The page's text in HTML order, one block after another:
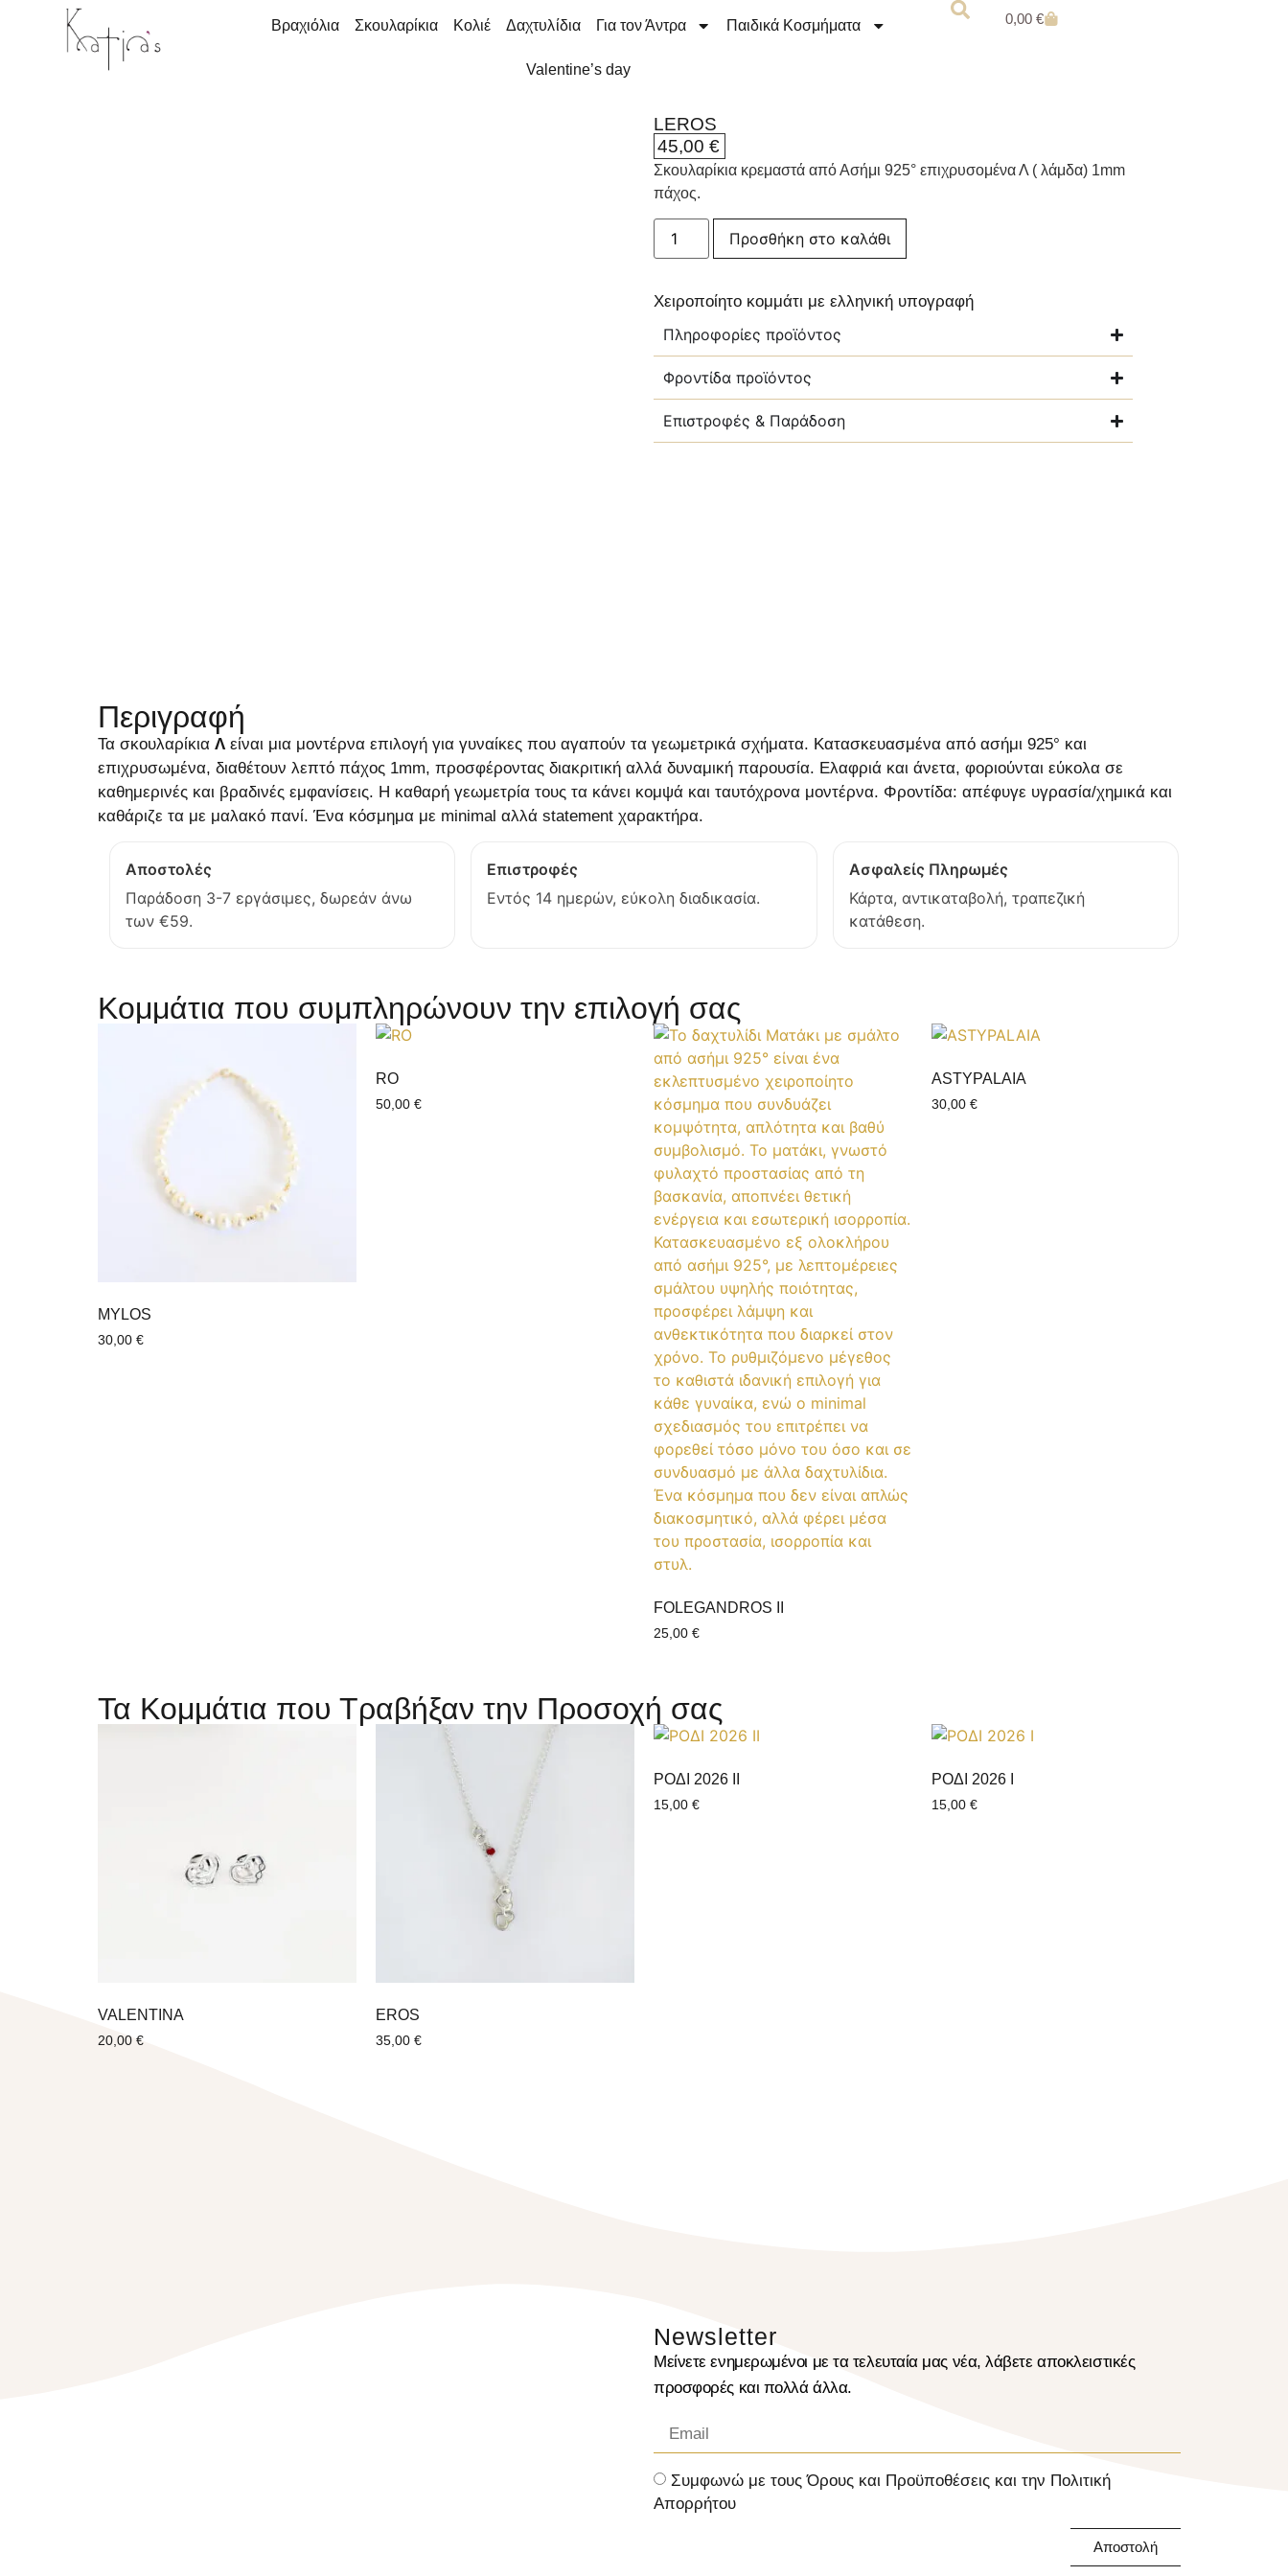
Βραχιόλια Σκουλαρίκια Κολιέ Δαχτυλίδια Για τον Άντρα Παιδικά Κοσμήματα
Valentine’s day
0,00€
LEROS
45,00 €
Σκουλαρίκια κρεμαστά από Ασήμι 925° επιχρυσομένα Λ ( λάμδα) 1mm
πάχος.
Προσθήκη στο καλάθι
Χειροποίητο κομμάτι με ελληνική υπογραφή
Πληροφορίες προϊόντος
Φροντίδα προϊόντος
Επιστροφές & Παράδοση
Περιγραφή
Τα σκουλαρίκια Λ είναι μια μοντέρνα επιλογή για γυναίκες που αγαπούν τα γεωμετρικά σχήματα. Κατασκευασμένα από ασήμι 925° και
επιχρυσωμένα, διαθέτουν λεπτό πάχος 1mm, προσφέροντας διακριτική αλλά δυναμική παρουσία. Ελαφριά και άνετα, φοριούνται εύκολα σε
καθημερινές και βραδινές εμφανίσεις. Η καθαρή γεωμετρία τους τα κάνει κομψά και ταυτόχρονα μοντέρνα. Φροντίδα: απέφυγε υγρασία/χημικά και
καθάριζε τα με μαλακό πανί. Ένα κόσμημα με minimal αλλά statement χαρακτήρα.
Αποστολές
Παράδοση 3-7 εργάσιμες, δωρεάν άνω
των €59.
Επιστροφές
Εντός 14 ημερών, εύκολη διαδικασία.
Ασφαλείς Πληρωμές
Κάρτα, αντικαταβολή, τραπεζική
κατάθεση.
Κομμάτια που συμπληρώνουν την επιλογή σας
MYLOS
30,00 €
RO
50,00 €
FOLEGANDROS II
25,00 €
ASTYPALAIA
30,00 €
Τα Κομμάτια που Τραβήξαν την Προσοχή σας
VALENTINΑ
20,00 €
EROS
35,00 €
ΡΟΔΙ 2026 ΙI
15,00 €
ΡΟΔΙ 2026 Ι
15,00 €
Newsletter
Μείνετε ενημερωμένοι με τα τελευταία μας νέα, λάβετε αποκλειστικές
προσφορές και πολλά άλλα.
Συμφωνώ με τους Όρους και Προϋποθέσεις και την Πολιτική
Απορρήτου
Αποστολή